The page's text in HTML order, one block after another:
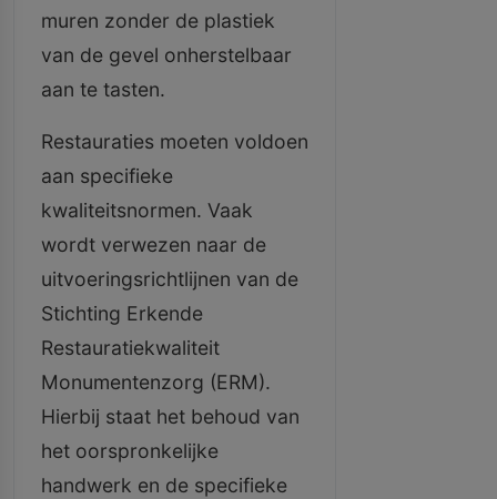
muren zonder de plastiek
van de gevel onherstelbaar
aan te tasten.
Restauraties moeten voldoen
aan specifieke
kwaliteitsnormen. Vaak
wordt verwezen naar de
uitvoeringsrichtlijnen van de
Stichting Erkende
Restauratiekwaliteit
Monumentenzorg (ERM).
Hierbij staat het behoud van
het oorspronkelijke
handwerk en de specifieke